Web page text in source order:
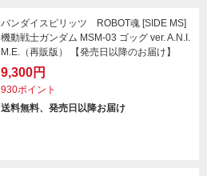
バンダイスピリッツ ROBOT魂 [SIDE MS]
機動戦士ガンダム MSM-03 ゴッグ ver. A.N.I.
M.E.（再販版） 【発売日以降のお届け】
9,300円
930ポイント
送料無料、発売日以降お届け